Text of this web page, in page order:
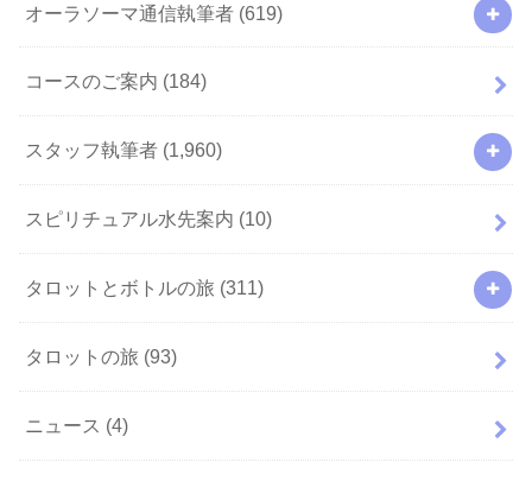
オーラソーマ通信執筆者 (619)
コースのご案内 (184)
スタッフ執筆者 (1,960)
スピリチュアル水先案内 (10)
タロットとボトルの旅 (311)
タロットの旅 (93)
ニュース (4)